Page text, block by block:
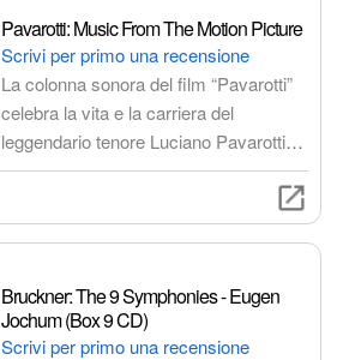
dei più grandi artisti del mondo. Qualità
audio impeccabile e ricchezza di
contenuti per un'esperienza d'ascolto
appagante e duratura.
Pavarotti: Music From The Motion Picture
Scrivi per primo una recensione
La colonna sonora del film “Pavarotti”
celebra la vita e la carriera del
leggendario tenore Luciano Pavarotti,
offrendo un viaggio musicale
celebri e le collaborazioni
mondiale.
Bruckner: The 9 Symphonies - Eugen
Jochum (Box 9 CD)
Scrivi per primo una recensione